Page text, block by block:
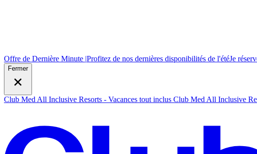
Offre de Dernière Minute |Profitez de nos dernières disponibilités de l'étéJe
Fermer
Club Med All Inclusive Resorts - Vacances tout inclus Club Med All Inclusive